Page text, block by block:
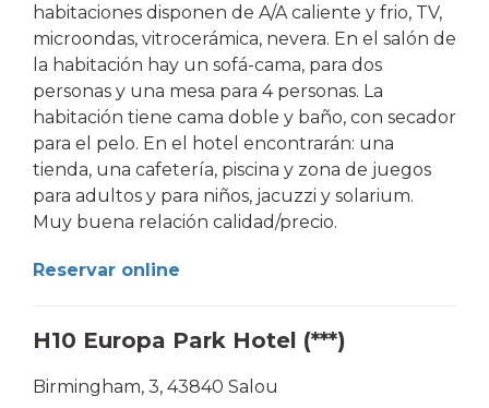
habitaciones disponen de A/A caliente y frio, TV,
microondas, vitrocerámica, nevera. En el salón de
la habitación hay un sofá-cama, para dos
personas y una mesa para 4 personas. La
habitación tiene cama doble y baño, con secador
para el pelo. En el hotel encontrarán: una
tienda, una cafetería, piscina y zona de juegos
para adultos y para niños, jacuzzi y solarium.
Muy buena relación calidad/precio.
Reservar online
H10 Europa Park Hotel (***)
Birmingham, 3, 43840 Salou